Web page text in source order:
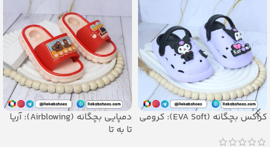
کراکس بچگانه (EVA Soft): کرومی
دمپایی بچگانه (Airblowing): آریا
تا به تا